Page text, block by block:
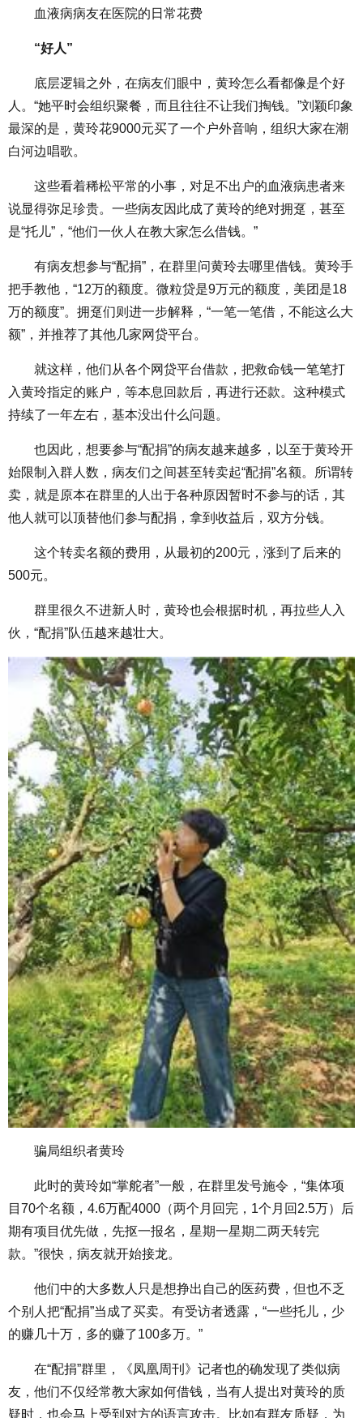
血液病病友在医院的日常花费
“好人”
底层逻辑之外，在病友们眼中，黄玲怎么看都像是个好
人。“她平时会组织聚餐，而且往往不让我们掏钱。”刘颖印象
最深的是，黄玲花9000元买了一个户外音响，组织大家在潮
白河边唱歌。
这些看着稀松平常的小事，对足不出户的血液病患者来
说显得弥足珍贵。一些病友因此成了黄玲的绝对拥趸，甚至
是“托儿”，“他们一伙人在教大家怎么借钱。”
有病友想参与“配捐”，在群里问黄玲去哪里借钱。黄玲手
把手教他，“12万的额度。微粒贷是9万元的额度，美团是18
万的额度”。拥趸们则进一步解释，“一笔一笔借，不能这么大
额”，并推荐了其他几家网贷平台。
就这样，他们从各个网贷平台借款，把救命钱一笔笔打
入黄玲指定的账户，等本息回款后，再进行还款。这种模式
持续了一年左右，基本没出什么问题。
也因此，想要参与“配捐”的病友越来越多，以至于黄玲开
始限制入群人数，病友们之间甚至转卖起“配捐”名额。所谓转
卖，就是原本在群里的人出于各种原因暂时不参与的话，其
他人就可以顶替他们参与配捐，拿到收益后，双方分钱。
这个转卖名额的费用，从最初的200元，涨到了后来的
500元。
群里很久不进新人时，黄玲也会根据时机，再拉些人入
伙，“配捐”队伍越来越壮大。
骗局组织者黄玲
此时的黄玲如“掌舵者”一般，在群里发号施令，“集体项
目70个名额，4.6万配4000（两个月回完，1个月回2.5万）后
期有项目优先做，先抠一报名，星期一星期二两天转完
款。”很快，病友就开始接龙。
他们中的大多数人只是想挣出自己的医药费，但也不乏
个别人把“配捐”当成了买卖。有受访者透露，“一些托儿，少
的赚几十万，多的赚了100多万。”
在“配捐”群里，《凤凰周刊》记者也的确发现了类似病
友，他们不仅经常教大家如何借钱，当有人提出对黄玲的质
疑时，也会马上受到对方的语言攻击。比如有群友质疑，为